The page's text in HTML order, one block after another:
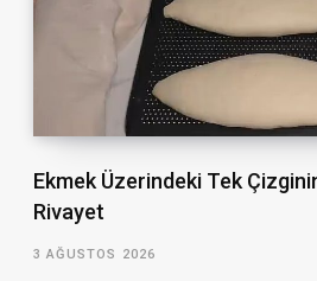
Ekmek Üzerindeki Tek
Rivayet
3 AĞUSTOS 2026